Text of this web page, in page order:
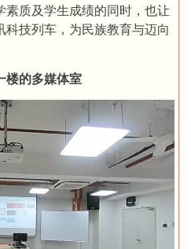
质及学生成绩的同时，也让
技列车，为民族教育与迈向
楼的多媒体室